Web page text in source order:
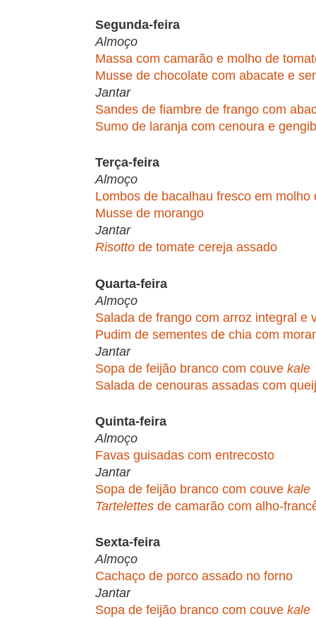
Segunda-feira
Almoço
Massa com camarão e molho de
Musse de chocolate com abacate e
Jantar
Sandes de fiambre de frango com
Sumo de laranja com cenoura e
Terça-feira
Almoço
Lombos de bacalhau fresco em molho
Musse de morango
Jantar
Risotto de tomate cereja assado
Quarta-feira
Almoço
Salada de frango com arroz integral e
Pudim de sementes de chia com
Jantar
Sopa de feijão branco com couve kale
Salada de cenouras assadas com
Quinta-feira
Almoço
Favas guisadas com entrecosto
Jantar
Sopa de feijão branco com couve kale
Tartelettes de camarão com alho-
Sexta-feira
Almoço
Cachaço de porco assado no forno
Jantar
Sopa de feijão branco com couve kale